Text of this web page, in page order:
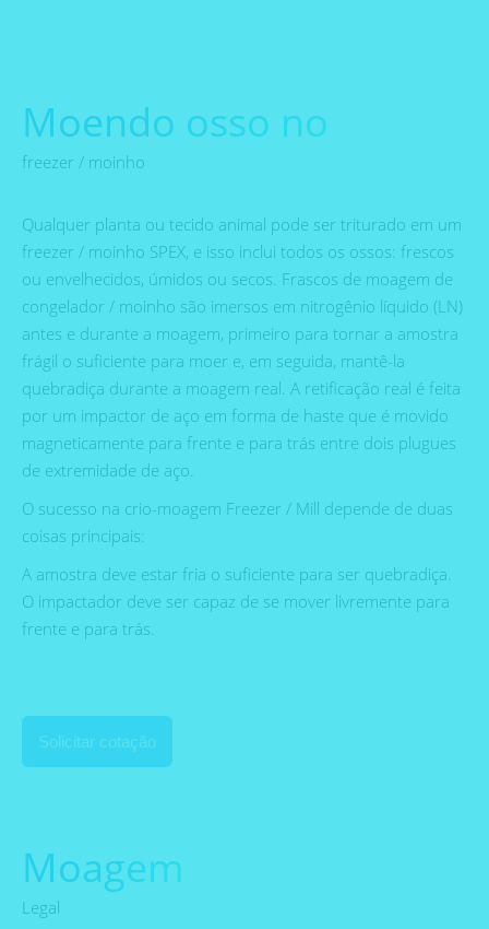
Moendo osso no
freezer / moinho
Qualquer planta ou tecido animal pode ser triturado em um
freezer / moinho SPEX, e isso inclui todos os ossos: frescos
ou envelhecidos, úmidos ou secos. Frascos de moagem de
congelador / moinho são imersos em nitrogênio líquido (LN)
antes e durante a moagem, primeiro para tornar a amostra
frágil o suficiente para moer e, em seguida, mantê-la
quebradiça durante a moagem real. A retificação real é feita
por um impactor de aço em forma de haste que é movido
magneticamente para frente e para trás entre dois plugues
de extremidade de aço.
O sucesso na crio-moagem Freezer / Mill depende de duas
coisas principais:
A amostra deve estar fria o suficiente para ser quebradiça.
O impactador deve ser capaz de se mover livremente para
frente e para trás.
Solicitar cotação
Moagem
Legal